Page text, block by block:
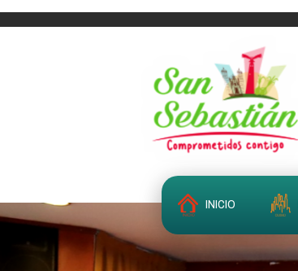
INICIO